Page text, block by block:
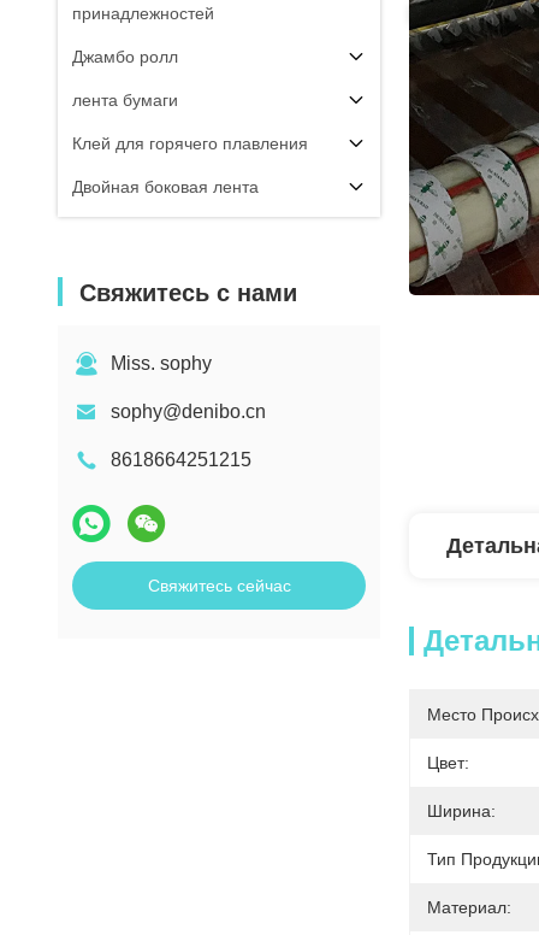
принадлежностей
Джамбо ролл
лента бумаги
Клей для горячего плавления
Двойная боковая лента
Свяжитесь с нами
Miss. sophy
sophy@denibo.cn
8618664251215
Свяжитесь сейчас
Место
Цвет:
Ширина:
Тип
Материал: